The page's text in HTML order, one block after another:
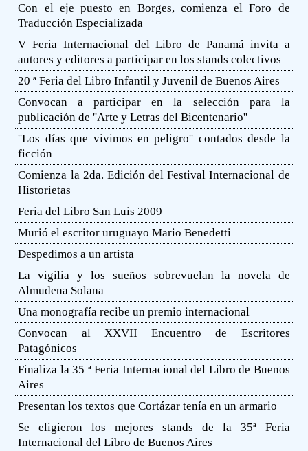
Con el eje puesto en Borges, comienza el Foro de
Traducción Especializada
V Feria Internacional del Libro de Panamá invita a
autores y editores a participar en los stands colectivos
20 ª Feria del Libro Infantil y Juvenil de Buenos Aires
Convocan a participar en la selección para la
publicación de ''Arte y Letras del Bicentenario''
''Los días que vivimos en peligro'' contados desde la
ficción
Comienza la 2da. Edición del Festival Internacional de
Historietas
Feria del Libro San Luis 2009
Murió el escritor uruguayo Mario Benedetti
Despedimos a un artista
La vigilia y los sueños sobrevuelan la novela de
Almudena Solana
Una monografía recibe un premio internacional
Convocan al XXVII Encuentro de Escritores
Patagónicos
Finaliza la 35 ª Feria Internacional del Libro de Buenos
Aires
Presentan los textos que Cortázar tenía en un armario
Se eligieron los mejores stands de la 35ª Feria
Internacional del Libro de Buenos Aires